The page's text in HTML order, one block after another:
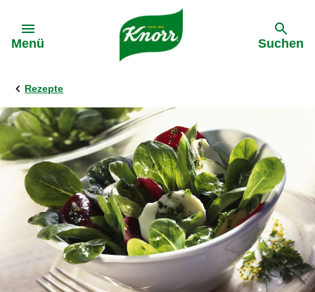
Menü Suchen
Rezepte